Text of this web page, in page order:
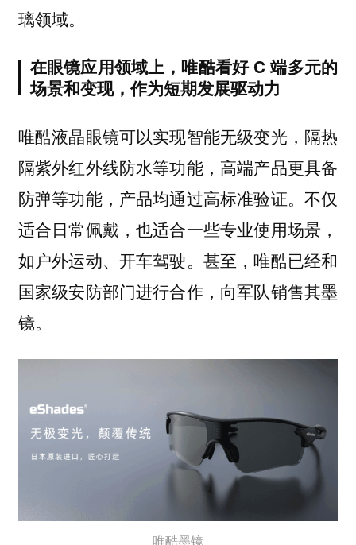
璃领域。
在眼镜应用领域上，唯酷看好 C 端多元的
场景和变现，作为短期发展驱动力
唯酷液晶眼镜可以实现智能无级变光，隔热
隔紫外红外线防水等功能，高端产品更具备
防弹等功能，产品均通过高标准验证。不仅
适合日常佩戴，也适合一些专业使用场景，
如户外运动、开车驾驶。甚至，唯酷已经和
国家级安防部门进行合作，向军队销售其墨
镜。
唯酷墨镜